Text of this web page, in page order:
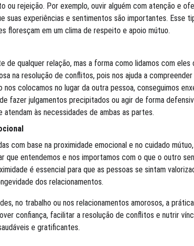
ou rejeição. Por exemplo, ouvir alguém com atenção e
suas experiências e sentimentos são importantes. Esse
floresçam em um clima de respeito e apoio mútuo.
de qualquer relação, mas a forma como lidamos com eles
na resolução de conflitos, pois nos ajuda a
nos colocamos no lugar da outra pessoa, conseguimos
fazer julgamentos precipitados ou agir de forma
atendam às necessidades de ambas as partes.
com base na proximidade emocional e no cuidado
que entendemos e nos importamos com o que o outro
é essencial para que as pessoas se sintam
dos relacionamentos.
no trabalho ou nos relacionamentos amorosos, a
confiança, facilitar a resolução de conflitos e nutrir
e gratificantes.